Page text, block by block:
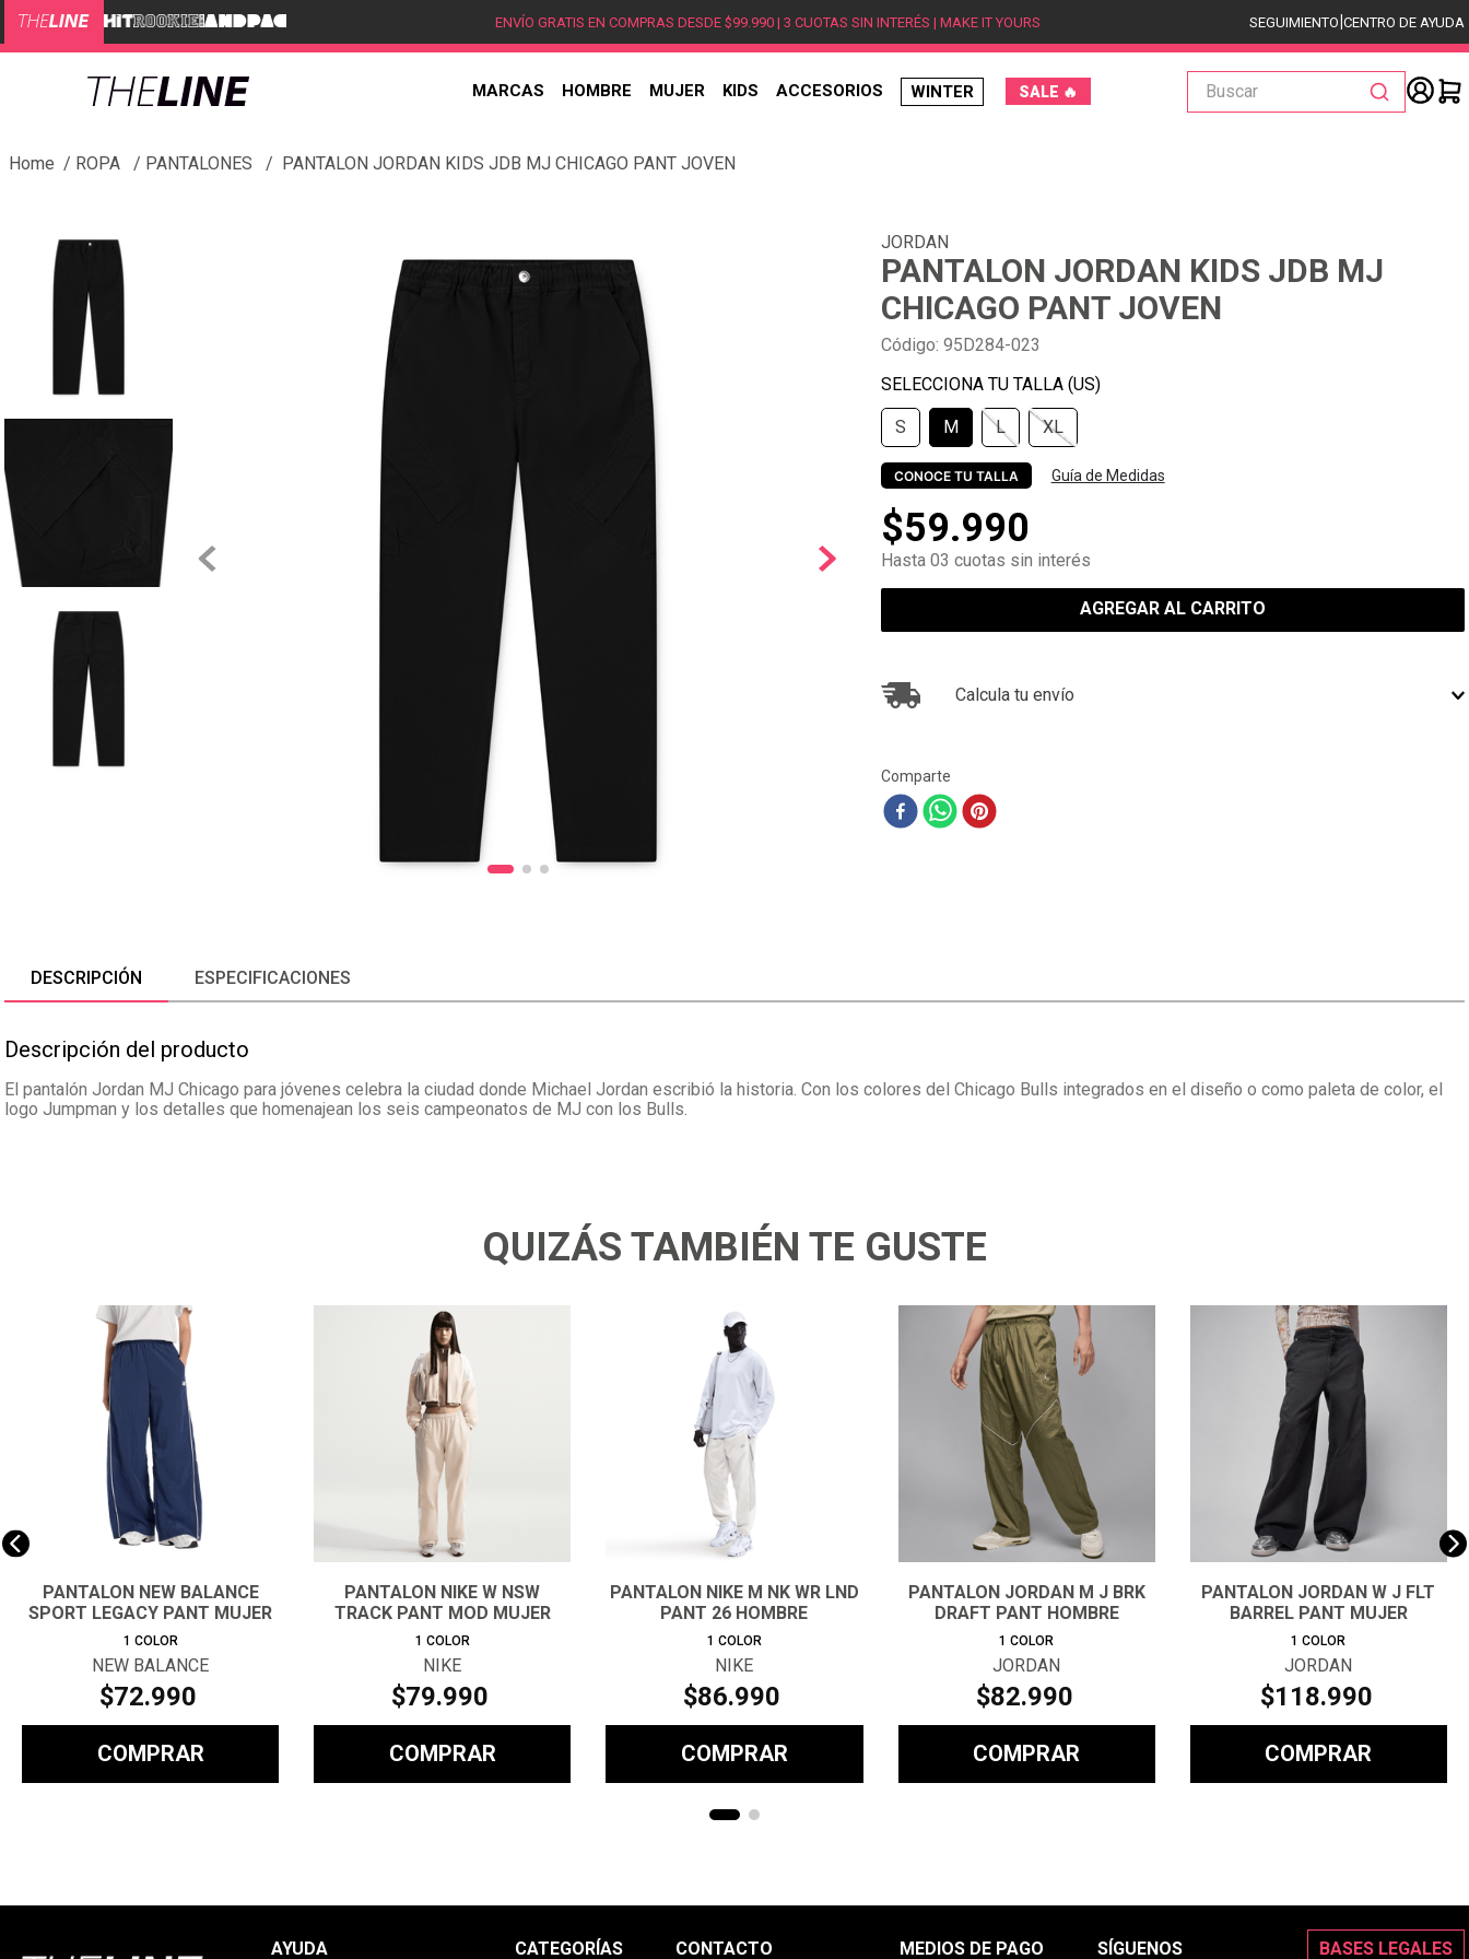
ENVÍO GRATIS EN COMPRAS DESDE $99.990 | 3 CUOTAS SIN INTERÉS | MAKE IT YOURS SEGUIMIENTO|CENTRO DE AYUDA
MARCAS HOMBRE MUJER KIDS ACCESORIOS WINTER SALE 🔥
Buscar
ROPA PANTALONES PANTALON JORDAN KIDS JDB MJ CHICAGO PANT JOVEN
JORDAN
PANTALON JORDAN KIDS JDB MJ
CHICAGO PANT JOVEN
Código: 95D284-023
S M L XL
CONOCE TU TALLA Guía de Medidas
$59.990
Hasta 03 cuotas sin interés
AGREGAR AL CARRITO
Calcula tu envío
Comparte
DESCRIPCIÓN ESPECIFICACIONES
Descripción del producto
El pantalón Jordan MJ Chicago para jóvenes celebra la ciudad donde Michael Jordan escribió la historia. Con los colores del Chicago Bulls integrados en el diseño o como paleta de color, el
logo Jumpman y los detalles que homenajean los seis campeonatos de MJ con los Bulls.
QUIZÁS TAMBIÉN TE GUSTE
PANTALON NEW BALANCE
SPORT LEGACY PANT MUJER
1 COLOR
NEW BALANCE
$72.990
COMPRAR
PANTALON NIKE W NSW
TRACK PANT MOD MUJER
1 COLOR
NIKE
$79.990
COMPRAR
PANTALON NIKE M NK WR LND
PANT 26 HOMBRE
1 COLOR
NIKE
$86.990
COMPRAR
PANTALON JORDAN M J BRK
DRAFT PANT HOMBRE
1 COLOR
JORDAN
$82.990
COMPRAR
PANTALON JORDAN W J FLT
BARREL PANT MUJER
1 COLOR
JORDAN
$118.990
COMPRAR
AYUDA CATEGORÍAS CONTACTO MEDIOS DE PAGO SÍGUENOS BASES LEGALES
1.
hombre